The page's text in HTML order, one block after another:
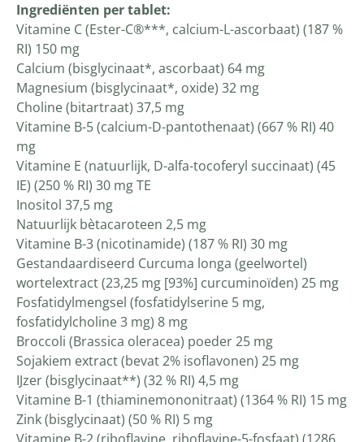
Ingrediënten per tablet:
Vitamine C (Ester-C®***, calcium-L-ascorbaat) (187 %
RI) 150 mg
Calcium (bisglycinaat*, ascorbaat) 64 mg
Magnesium (bisglycinaat*, oxide) 32 mg
Choline (bitartraat) 37,5 mg
Vitamine B-5 (calcium-D-pantothenaat) (667 % RI) 40
mg
Vitamine E (natuurlijk, D-alfa-tocoferyl succinaat) (45
IE) (250 % RI) 30 mg TE
Inositol 37,5 mg
Natuurlijk bètacaroteen 2,5 mg
Vitamine B-3 (nicotinamide) (187 % RI) 30 mg
Gestandaardiseerd Curcuma longa (geelwortel)
wortelextract (23,25 mg [93%] curcuminoïden) 25 mg
Fosfatidylmengsel (fosfatidylserine 5 mg,
fosfatidylcholine 3 mg) 8 mg
Broccoli (Brassica oleracea) poeder 25 mg
Sojakiem extract (bevat 2% isoflavonen) 25 mg
IJzer (bisglycinaat**) (32 % RI) 4,5 mg
Vitamine B-1 (thiaminemononitraat) (1364 % RI) 15 mg
Zink (bisglycinaat) (50 % RI) 5 mg